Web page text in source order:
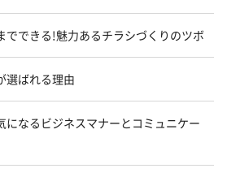
でできる!魅力あるチラシづくりのツボ
選ばれる理由
になるビジネスマナーとコミュニケー